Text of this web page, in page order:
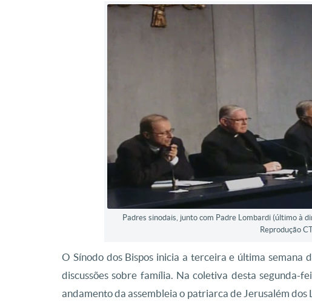
Padres sinodais, junto com Padre Lombardi (último à
Reprodução
O Sínodo dos Bispos inicia a terceira e última semana
discussões sobre família. Na coletiva desta segunda-
andamento da assembleia o patriarca de Jerusalém